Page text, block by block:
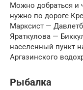
Можно добраться и
нужно по дороге
Марксист —
Яраткулова —
населенный пункт
Аргазинского
Рыбалка